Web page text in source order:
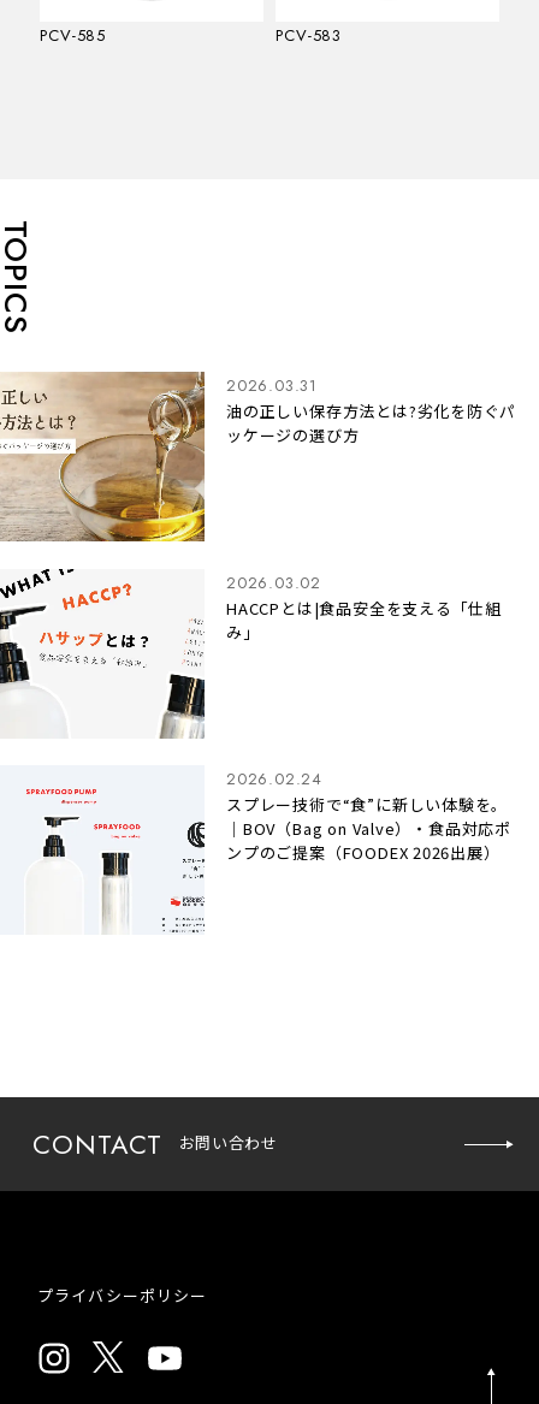
PCV-585 PCV-583
2026.03.31
油の正しい保存方法とは?劣化を防ぐパ
ッケージの選び方
2026.03.02
HACCPとは|食品安全を支える「仕組
み」
2026.02.24
スプレー技術で“食”に新しい体験を。
｜BOV（Bag on Valve）・食品対応ポ
ンプのご提案（FOODEX 2026出展）
CONTACT お問い合わせ
プライバシーポリシー